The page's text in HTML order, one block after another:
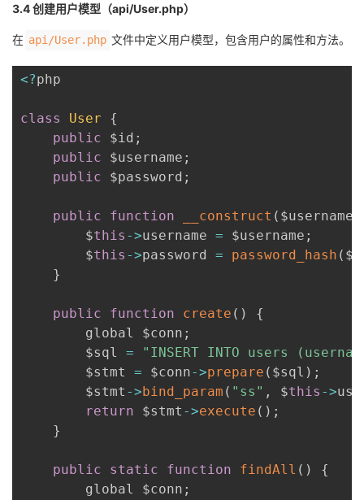
3.4 创建用户模型（api/User.php）
在 api/User.php 文件中定义用户模型，包含用户的属性和方法。
<?php
class
User
{
public $id ;
public $username ;
public $password ;
public
function __construct ( $username
        $
this ->username = $username ;
        $
this ->password = password_hash (
}
public
function create ( )
{
        global $conn
;
        $sql
=
"INSERT INTO users
        $stmt
= $conn->prepare ( $sql ) ;
        $stmt
->bind_param ( "ss" , $this ->
return $stmt ->execute ( ) ;
}
public
static function findAll ( )
{
        global $conn
;